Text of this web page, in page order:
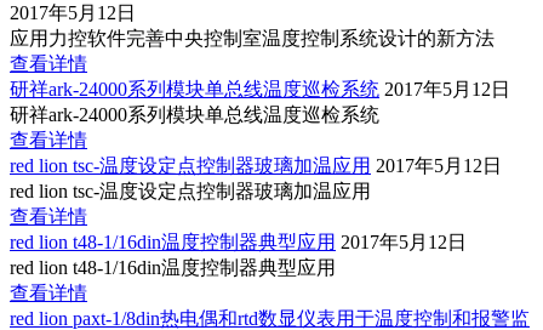
2017年5月12日
应用力控软件完善中央控制室温度控制系统设计的新方法
查看详情
研祥ark-24000系列模块单总线温度巡检系统 2017年5月12日
研祥ark-24000系列模块单总线温度巡检系统
查看详情
red lion tsc-温度设定点控制器玻璃加温应用 2017年5月12日
red lion tsc-温度设定点控制器玻璃加温应用
查看详情
red lion t48-1/16din温度控制器典型应用 2017年5月12日
red lion t48-1/16din温度控制器典型应用
查看详情
red lion paxt-1/8din热电偶和rtd数显仪表用于温度控制和报警监